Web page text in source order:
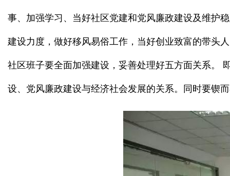
事、加强学习、当好社区党建和党风廉政建设及维护
建设力度，做好移风易俗工作，当好创业致富的带头
社区班子要全面加强建设，妥善处理好五方面关系。
设、党风廉政建设与经济社会发展的关系。同时要锲